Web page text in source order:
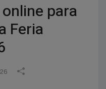
para
Feria